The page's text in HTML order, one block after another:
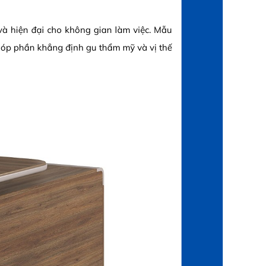
hiện đại cho không gian làm việc. Mẫu
phần khẳng định gu thẩm mỹ và vị thế